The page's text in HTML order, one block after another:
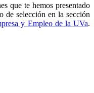
que te hemos presentado
de selección en la sección
y Empleo de la UVa.